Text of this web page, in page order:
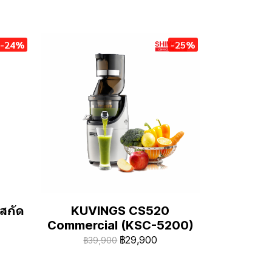
-24%
กัด
-25%
KUVINGS CS520
Commercial (KSC-5200)
฿39,900 ฿29,900